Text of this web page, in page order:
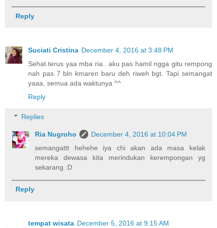
Reply
Suciati Cristina December 4, 2016 at 3:48 PM
Sehat terus yaa mba ria.. aku pas hamil ngga gitu rempong
nah pas 7 bln kmaren baru deh riweh bgt. Tapi semangat
yaaa, semua ada waktunya ^^
Reply
Replies
Ria Nugroho
December 4, 2016 at 10:04 PM
semangattt hehehe iya chi akan ada masa kelak
mereka dewasa kita merindukan kerempongan yg
sekarang :D
Reply
tempat wisata December 5, 2016 at 9:15 AM